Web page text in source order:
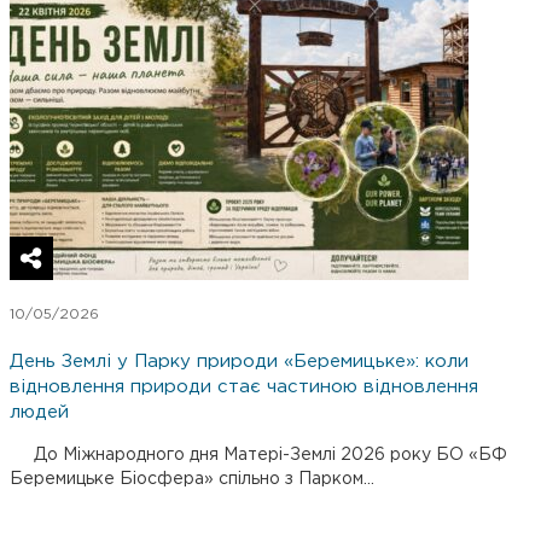
10/05/2026
День Землі у Парку природи «Беремицьке»: коли
відновлення природи стає частиною відновлення
людей
До Міжнародного дня Матері-Землі 2026 року БО «БФ
Беремицьке Біосфера» спільно з Парком...